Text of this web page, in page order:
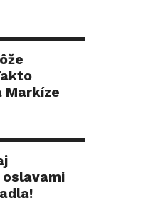
Markíze
oslavami